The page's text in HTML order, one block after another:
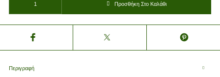
Προσθήκη Στο Καλάθι
Περιγραφή